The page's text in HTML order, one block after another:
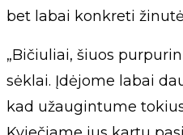
bet labai konkreti
„Bičiuliai, šiuos
sėklai. Įdėjome labai
kad užaugintume